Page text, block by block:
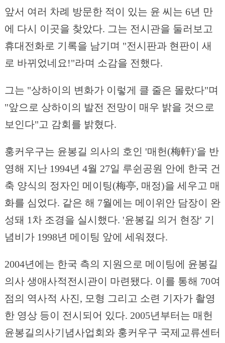
앞서 여러 차례 방문한 적이 있는 윤 씨는 6년 만
에 다시 이곳을 찾았다. 그는 전시관을 둘러보고
휴대전화로 기록을 남기며 "전시판과 현판이 새
로 바뀌었네요!"라며 소감을 전했다.
그는 "상하이의 변화가 이렇게 클 줄은 몰랐다"며
"앞으로 상하이의 발전 전망이 매우 밝을 것으로
보인다"고 감회를 밝혔다.
훙커우구는 윤봉길 의사의 호인 '매헌(梅軒)'을 반
영해 지난 1994년 4월 27일 루쉰공원 안에 한국 건
축 양식의 정자인 메이팅(梅亭, 매정)을 세우고 매
화를 심었다. 같은 해 7월에는 메이위안 담장이 완
성돼 1차 조경을 실시했다. '윤봉길 의거 현장' 기
념비가 1998년 메이팅 앞에 세워졌다.
2004년에는 한국 측의 지원으로 메이팅에 윤봉길
의사 생애사적전시관이 마련됐다. 이를 통해 70여
점의 역사적 사진, 모형 그리고 소련 기자가 촬영
한 영상 등이 전시되어 있다. 2005년부터는 매헌
윤봉길의사기념사업회와 훙커우구 국제교류센터